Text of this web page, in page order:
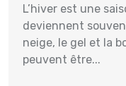
L’hiver est une
deviennent
neige, le gel et la
peuvent être...